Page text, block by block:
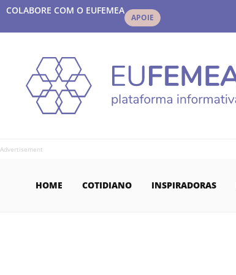
COLABORE COM O EUFEMEA
APOIE
Advertisement
HOME COTIDIANO INSPIRADORAS